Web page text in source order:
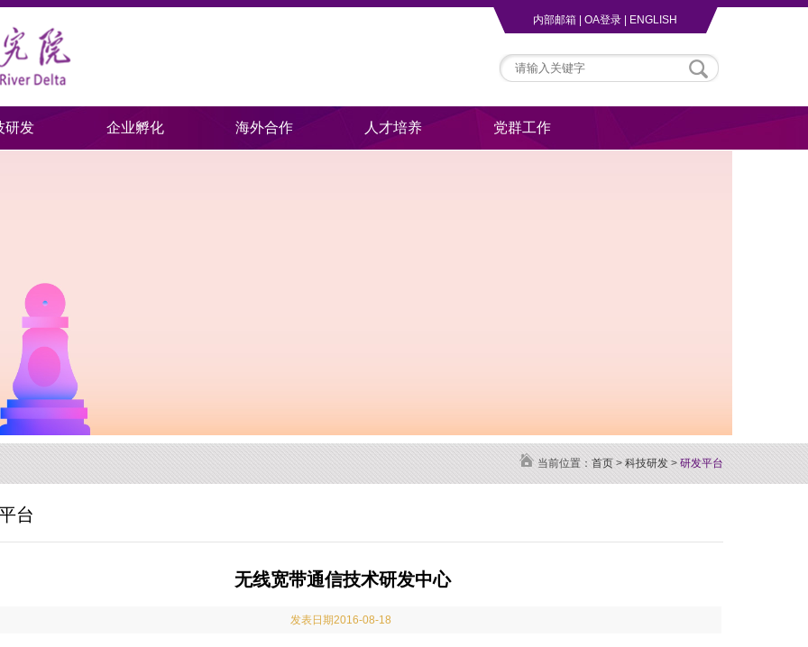
内部邮箱 OA登录 ENGLISH
研发 企业孵化 海外合作 人才培养 党群工作
当前位置： 首页> 科技研发> 研发平台
台
无线宽带通信技术研发中心
发表日期2016-08-18